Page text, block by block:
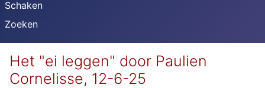
Schaken
Zoeken
Het "ei leggen" door Paulien
Cornelisse, 12-6-25